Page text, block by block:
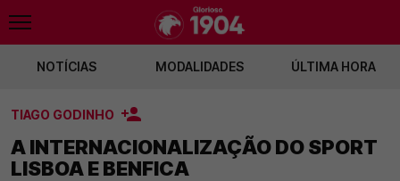
e Bruma afastados da equipa
NOTÍCIAS MODALIDADES ÚLTIMA HORA
TIAGO GODINHO
A INTERNACIONALIZAÇÃO DO SPORT
LISBOA E BENFICA